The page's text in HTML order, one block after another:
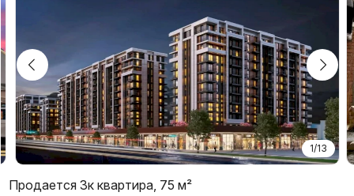
1/13
Продается 3к квартира, 75 м²